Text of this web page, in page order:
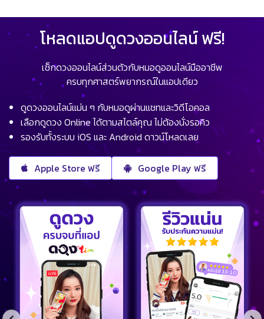
โหลดแอปดูดวงออนไลน์ ฟรี!
เช็กดวงออนไลน์ส่วนตัวกับหมอดูออนไลน์มืออาชีพ
ครบทุกศาสตร์พยากรณ์ในแอปเดียว
ดูดวงออนไลน์แม่น ๆ กับหมอดูผ่านแชทและวิดีโอคอล
เลือกดูดวง Online ได้ตามสไตล์คุณ ไม่ต้องนั่งรอคิว
รองรับทั้งระบบ iOS และ Android ดาวน์โหลดเลย
Apple Store ฟรี Google Play ฟรี